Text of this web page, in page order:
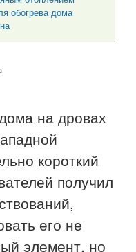
обогрева дома
на дровах
короткий
получил
его не
элемент, но